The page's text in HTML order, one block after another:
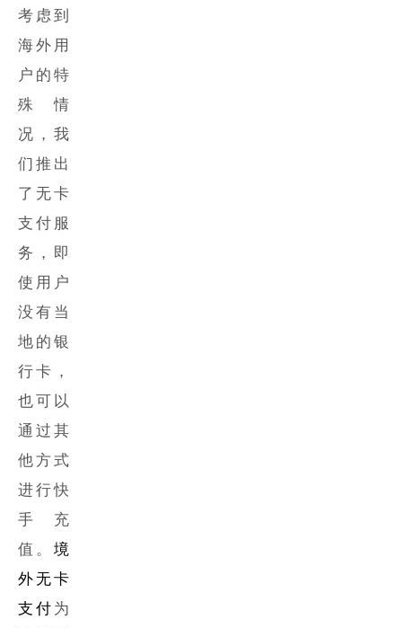
考虑到
海外用
户的特
殊情
况，我
们推出
了无卡
支付服
务，即
使用户
没有当
地的银
行卡，
也可以
通过其
他方式
进行快
手充
值 。 境
外无卡
支付 为